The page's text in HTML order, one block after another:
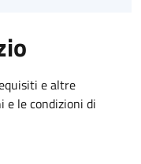
e altre
le condizioni di